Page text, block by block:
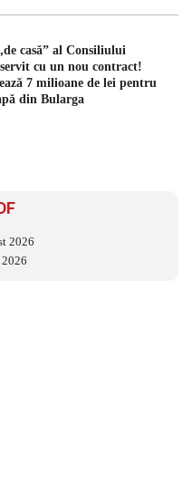
casă” al Consiliului
cu un nou contract!
7 milioane de lei pentru
din Bularga